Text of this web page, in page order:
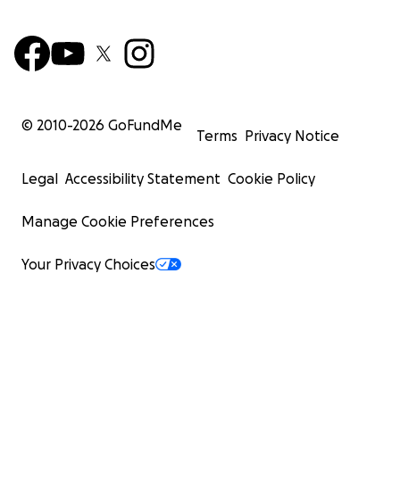
© 2010-2026 GoFundMe
Terms Privacy Notice
Legal Accessibility Statement Cookie Policy
Manage Cookie Preferences
Your Privacy Choices